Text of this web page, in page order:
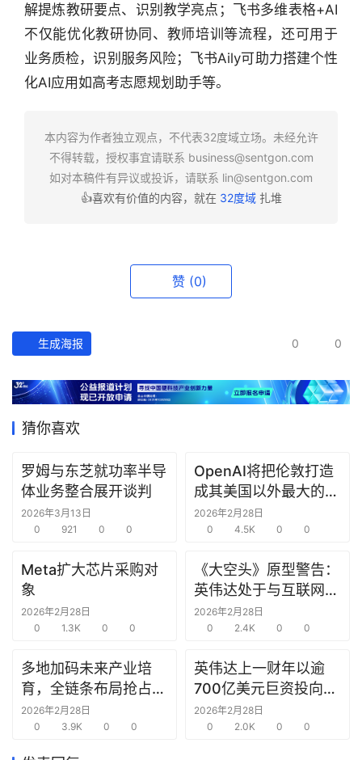
行
业
快
数
据
选
报
告
投
之
窗
机
链
合
解提炼教研要点、识别教学亮点；飞书多维表格+AI
不仅能优化教研协同、教师培训等流程，还可用于
业务质检，识别服务风险；飞书Aily可助力搭建个性
化AI应用如高考志愿规划助手等。
本内容为作者独立观点，不代表32度域立场。未经允许
不得转载，授权事宜请联系 business@sentgon.com
如对本稿件有异议或投诉，请联系 lin@sentgon.com
👍喜欢有价值的内容，就在 32度域扎堆
赞 (0)
生成海报 0 0
猜你喜欢
罗姆与东芝就功率半导
体业务整合展开谈判
2026年3月13日
0
921 0 0
OpenAI将把伦敦打造
成其美国以外最大的研
究中心
2026年2月28日
0
4.5K 0 0
Meta扩大芯片采购对
象
2026年2月28日
0
1.3K 0 0
《大空头》原型警告：
英伟达处于与互联网泡
沫时期思科同样的“危
险境地”
2026年2月28日
0
2.4K 0 0
多地加码未来产业培
育，全链条布局抢占新
赛道先机
2026年2月28日
0
3.9K 0 0
英伟达上一财年以逾
700亿美元巨资投向合
作方，竭力巩固AI芯片
需求
2026年2月28日
0
2.0K 0 0